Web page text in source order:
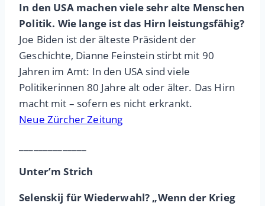
In den USA machen viele sehr alte Menschen
Politik. Wie lange ist das Hirn leistungsfähig?
Joe Biden ist der älteste Präsident der
Geschichte, Dianne Feinstein stirbt mit 90
Jahren im Amt: In den USA sind viele
Politikerinnen 80 Jahre alt oder älter. Das Hirn
macht mit – sofern es nicht erkrankt.
Neue Zürcher Zeitung
Unter’m Strich
Selenskij für Wiederwahl? „Wenn der Krieg